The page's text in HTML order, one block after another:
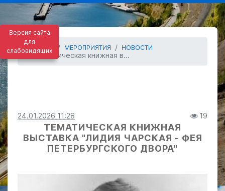
Версия сайта
для
слабовидящих
МЕРОПРИЯТИЯ НОВОСТИ
Тематическая книжная в...
24.01.2026 11:28 19
ТЕМАТИЧЕСКАЯ КНИЖНАЯ
ВЫСТАВКА "ЛИДИЯ ЧАРСКАЯ - ФЕЯ
ПЕТЕРБУРГСКОГО ДВОРА"